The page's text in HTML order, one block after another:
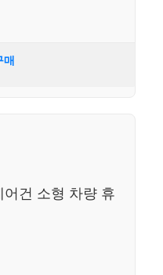
매
건 소형 차량 휴